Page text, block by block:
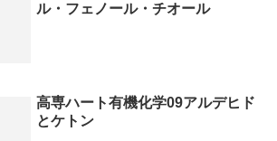
ル・フェノール・チオール
高専ハート有機化学09アルデヒド
とケトン